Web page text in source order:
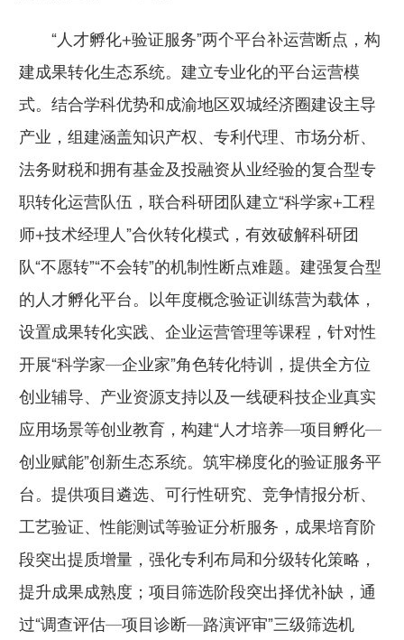
“人才孵化+验证服务”两个平台补运营断点，构
建成果转化生态系统。建立专业化的平台运营模
式。结合学科优势和成渝地区双城经济圈建设主导
产业，组建涵盖知识产权、专利代理、市场分析、
法务财税和拥有基金及投融资从业经验的复合型专
职转化运营队伍，联合科研团队建立“科学家+工程
师+技术经理人”合伙转化模式，有效破解科研团
队“不愿转”“不会转”的机制性断点难题。建强复合型
的人才孵化平台。以年度概念验证训练营为载体，
设置成果转化实践、企业运营管理等课程，针对性
开展“科学家—企业家”角色转化特训，提供全方位
创业辅导、产业资源支持以及一线硬科技企业真实
应用场景等创业教育，构建“人才培养—项目孵化—
创业赋能”创新生态系统。筑牢梯度化的验证服务平
台。提供项目遴选、可行性研究、竞争情报分析、
工艺验证、性能测试等验证分析服务，成果培育阶
段突出提质增量，强化专利布局和分级转化策略，
提升成果成熟度；项目筛选阶段突出择优补缺，通
过“调查评估—项目诊断—路演评审”三级筛选机